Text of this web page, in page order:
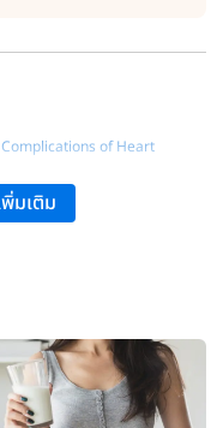
Complications of Heart
Surgery”
มเติม